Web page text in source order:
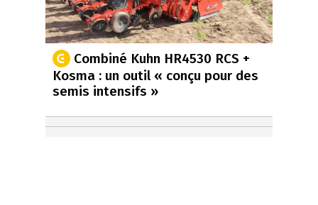
Combiné Kuhn HR4530 RCS +
Kosma : un outil « conçu pour des
semis intensifs »